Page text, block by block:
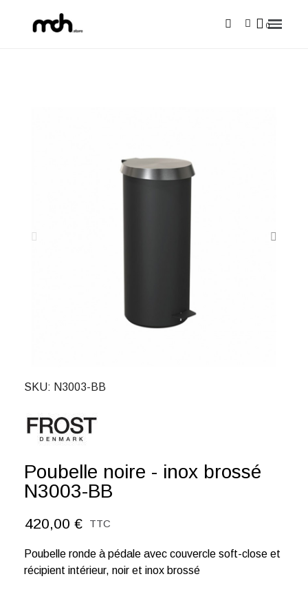
SKU N3003-BB
Poubelle noire - inox brossé
N3003-BB
420,00 € TTC
Poubelle ronde à pédale avec couvercle soft-close et
récipient intérieur, noir et inox brossé